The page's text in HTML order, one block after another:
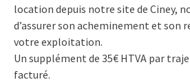
location depuis notre site de Ciney,
d’assurer son acheminement et son
votre exploitation.
Un supplément de 35€ HTVA par
facturé.